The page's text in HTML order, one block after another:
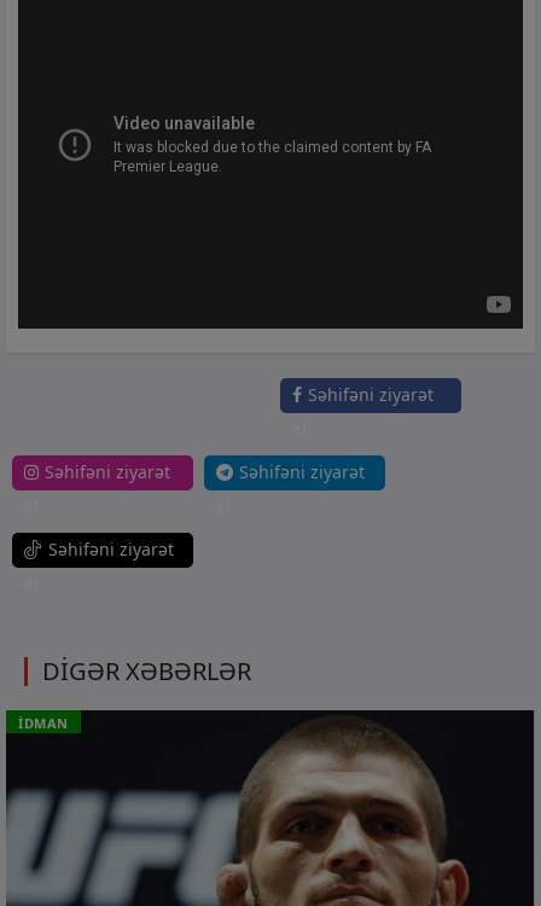
Səhifəni ziyarət
Səhifəni ziyarət
Səhifəni ziyarət
Səhifəni ziyarət
DİGƏR XƏBƏRLƏR
İDMAN